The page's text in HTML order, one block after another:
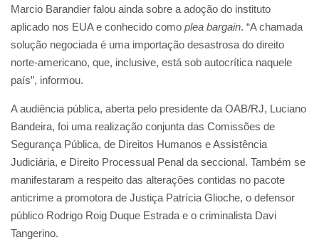
Marcio Barandier falou ainda sobre a adoção do instituto
aplicado nos EUA e conhecido como plea bargain. “A chamada
solução negociada é uma importação desastrosa do direito
norte-americano, que, inclusive, está sob autocrítica naquele
país”, informou.
A audiência pública, aberta pelo presidente da OAB/RJ, Luciano
Bandeira, foi uma realização conjunta das Comissões de
Segurança Pública, de Direitos Humanos e Assistência
Judiciária, e Direito Processual Penal da seccional. Também se
manifestaram a respeito das alterações contidas no pacote
anticrime a promotora de Justiça Patrícia Glioche, o defensor
público Rodrigo Roig Duque Estrada e o criminalista Davi
Tangerino.